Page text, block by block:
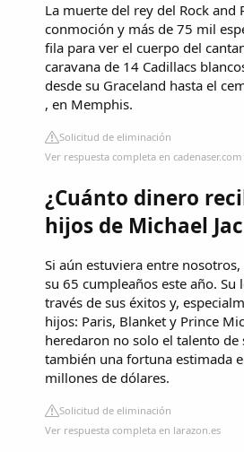
La muerte del rey del Rock and
conmoción y más de 75 mil
fila para ver el cuerpo del
caravana de 14 Cadillacs
desde su Graceland hasta el
, en Memphis.
Solicitud de eliminación
Ver respuesta completa en cadenaser.com
¿Cuánto dinero
hijos de Michael
Si aún estuviera entre
su 65 cumpleaños este año. Su
través de sus éxitos y,
hijos: Paris, Blanket y Prince
heredaron no solo el talento de
también una fortuna estimada
millones de dólares.
Solicitud de eliminación
Ver respuesta completa en larazon.es